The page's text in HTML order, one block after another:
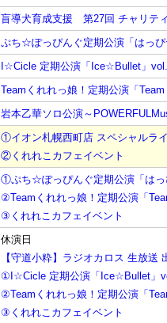
盲導犬育成支援 第27回 チャリテ
ぷち☆ぽっぴんぐ定期公演「はっ
I☆Cicle 定期公演「Ice☆Bullet」
Teamくれれっ娘！定期公演「
岩本乙華ソロ公演～
①イオン札幌西町店 スペシャルラ
②くれれこカフェイベント
①ぷち☆ぽっぴんぐ定期公演「はっ
②Teamくれれっ娘！定期公演「
③くれれこカフェイベント
休演日
【守道小粋】ラジオカロス 生放送
①I☆Cicle 定期公演「Ice☆Bullet」
②Teamくれれっ娘！定期公演「
③くれれこカフェイベント